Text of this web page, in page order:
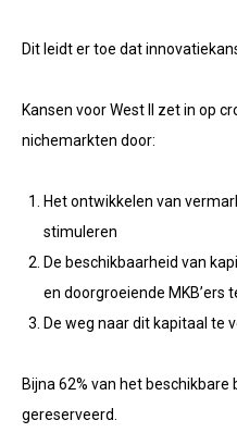
Dit leidt er toe dat
Kansen voor West II zet in op
nichemarkten door:
Het ontwikkelen van
stimuleren
De beschikbaarheid van
en doorgroeiende MKB’ers
De weg naar dit kapitaal te
Bijna 62% van het
gereserveerd.